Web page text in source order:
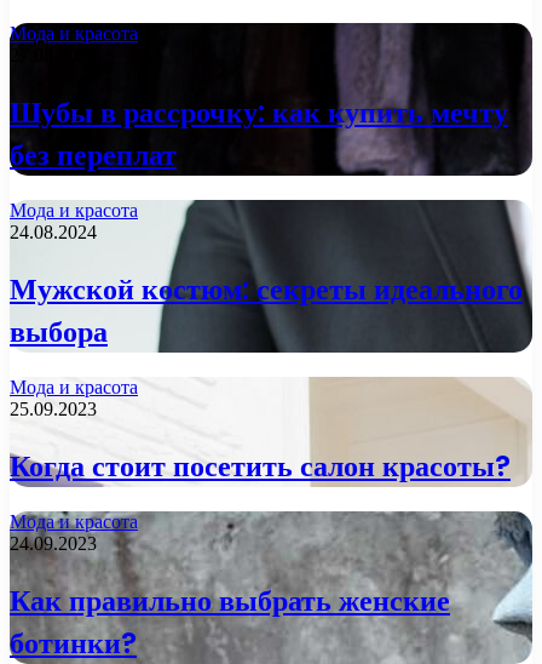
Мода и красота
Шубы в рассрочку: как купить мечту
без переплат
Мода и красота
24.08.2024
Мужской костюм: секреты идеального
выбора
Мода и красота
25.09.2023
Когда стоит посетить салон красоты?
Мода и красота
24.09.2023
Как правильно выбрать женские
ботинки?